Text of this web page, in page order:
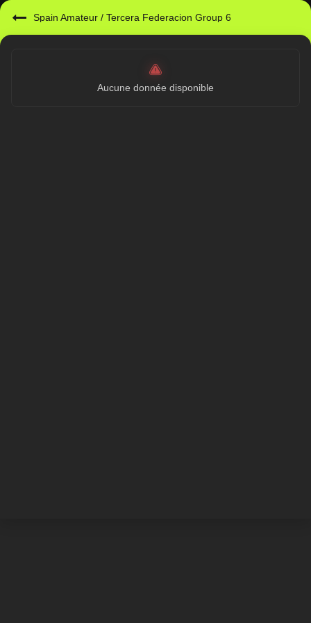
Spain Amateur / Tercera Federacion Group 6
Aucune donnée disponible